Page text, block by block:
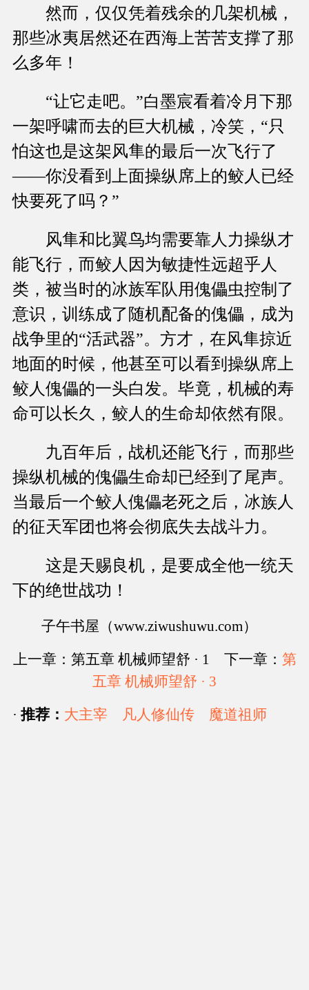
然而，仅仅凭着残余的几架机械，
那些冰夷居然还在西海上苦苦支撑了那
么多年！
“让它走吧。”白墨宸看着冷月下那
一架呼啸而去的巨大机械，冷笑，“只
怕这也是这架风隼的最后一次飞行了
——你没看到上面操纵席上的鲛人已经
快要死了吗？”
风隼和比翼鸟均需要靠人力操纵才
能飞行，而鲛人因为敏捷性远超乎人
类，被当时的冰族军队用傀儡虫控制了
意识，训练成了随机配备的傀儡，成为
战争里的“活武器”。方才，在风隼掠近
地面的时候，他甚至可以看到操纵席上
鲛人傀儡的一头白发。毕竟，机械的寿
命可以长久，鲛人的生命却依然有限。
九百年后，战机还能飞行，而那些
操纵机械的傀儡生命却已经到了尾声。
当最后一个鲛人傀儡老死之后，冰族人
的征天军团也将会彻底失去战斗力。
这是天赐良机，是要成全他一统天
下的绝世战功！
子午书屋（www.ziwushuwu.com）
上一章：第五章 机械师望舒 · 1 下一章： 第
五章 机械师望舒 · 3
· 推荐： 大主宰 凡人修仙传 魔道祖师